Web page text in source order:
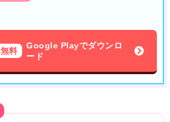
無料
Google Playでダウンロ
ード